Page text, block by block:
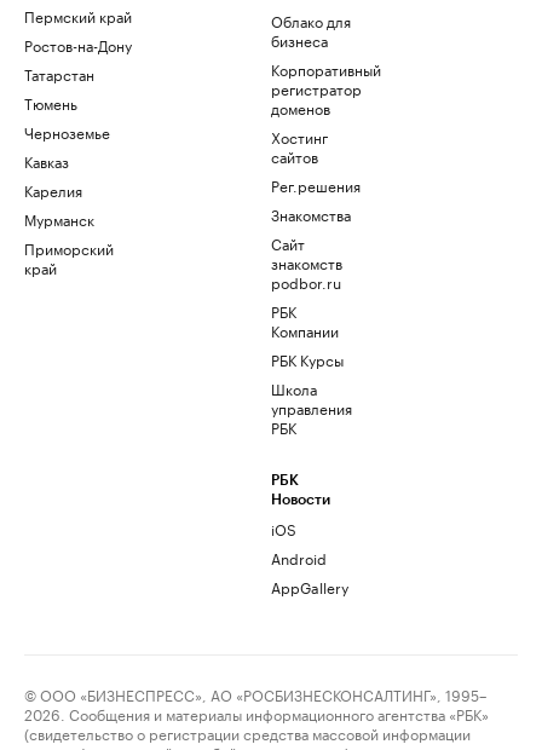
Пермский край
Ростов-на-Дону
Татарстан
Тюмень
Черноземье
Кавказ
Карелия
Мурманск
Приморский
край
Облако для
бизнеса
Корпоративный
регистратор
доменов
Хостинг
сайтов
Рег.решения
Знакомства
Сайт
знакомств
podbor.ru
РБК
Компании
РБК Курсы
Школа
управления
РБК
РБК
Новости
iOS
Android
AppGallery
© ООО «БИЗНЕСПРЕСС», АО «РОСБИЗНЕСКОНСАЛТИНГ», 1995–
2026. Сообщения и материалы информационного агентства «РБК»
(свидетельство о регистрации средства массовой информации